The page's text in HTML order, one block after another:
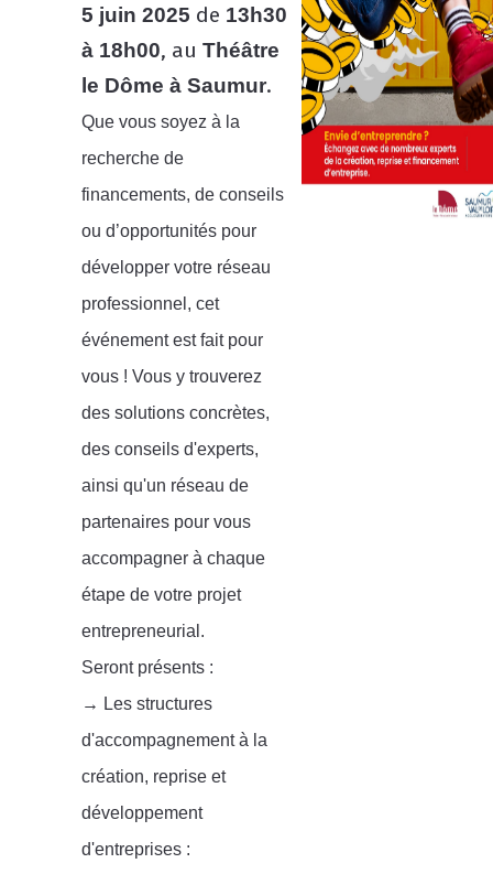
5 juin 2025 de 13h30
à 18h00, au Théâtre
le Dôme à Saumur.
Que vous soyez à la
recherche de
financements, de conseils
ou d’opportunités pour
développer votre réseau
professionnel, cet
événement est fait pour
vous ! Vous y trouverez
des solutions concrètes,
des conseils d'experts,
ainsi qu'un réseau de
partenaires pour vous
accompagner à chaque
étape de votre projet
entrepreneurial.
Seront présents :
→ Les structures
d'accompagnement à la
création, reprise et
développement
d'entreprises :